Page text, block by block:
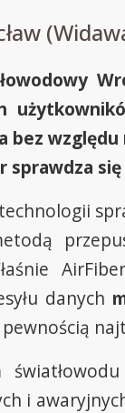
bez
sprawdza
danych
i